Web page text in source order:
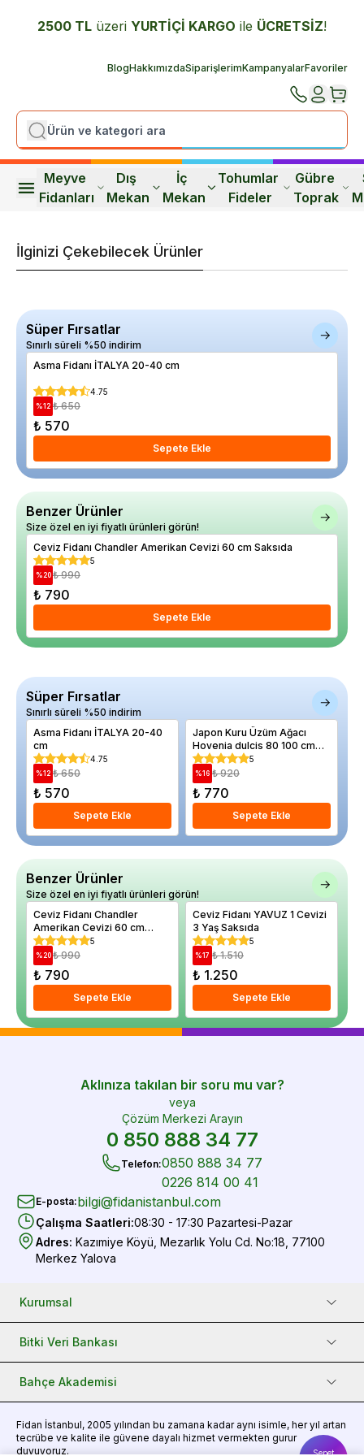
2500 TL üzeri YURTİÇİ KARGO ile ÜCRETSİZ!
BlogHakkımızdaSiparişlerimKampanyalarFavoriler
Meyve
Fidanları
Dış
Mekan
İç
Mekan
Tohumlar
Fideler
Gübre
Toprak
Sepet
İlginizi Çekebilecek Ürünler
Süper Fırsatlar
Sınırlı süreli %50 indirim
Asma Fidanı İTALYA 20-40 cm
4.75
%12 ₺ 650
₺ 570
Sepete Ekle
Benzer Ürünler
Size özel en iyi fiyatlı ürünleri görün!
Ceviz Fidanı Chandler Amerikan Cevizi 60 cm Saksıda
5
%20 ₺ 990
₺ 790
Sepete Ekle
Süper Fırsatlar
Sınırlı süreli %50 indirim
Asma Fidanı İTALYA 20-40
cm
4.75
%12 ₺ 650
₺ 570
Sepete Ekle
Japon Kuru Üzüm Ağacı
Hovenia dulcis 80 100 cm
Saksıda
5
%16 ₺ 920
₺ 770
Sepete Ekle
Benzer Ürünler
Size özel en iyi fiyatlı ürünleri görün!
Ceviz Fidanı Chandler
Amerikan Cevizi 60 cm
Saksıda
5
%20 ₺ 990
₺ 790
Sepete Ekle
Ceviz Fidanı YAVUZ 1 Cevizi
3 Yaş Saksıda
5
%17 ₺ 1.510
₺ 1.250
Sepete Ekle
Aklınıza takılan bir soru mu var?
veya
Çözüm Merkezi Arayın
0 850 888 34 77
Telefon:0850 888 34 77
0226 814 00 41
E-posta:bilgi@fidanistanbul.com
Çalışma Saatleri:08:30 - 17:30 Pazartesi-Pazar
Adres: Kazımiye Köyü, Mezarlık Yolu Cd. No:18, 77100
Merkez Yalova
Kurumsal
Bitki Veri Bankası
Bahçe Akademisi
Fidan İstanbul, 2005 yılından bu zamana kadar aynı isimle, her yıl artan
tecrübe ve kalite ile güvene dayalı hizmet vermekten gurur
duyuyoruz.